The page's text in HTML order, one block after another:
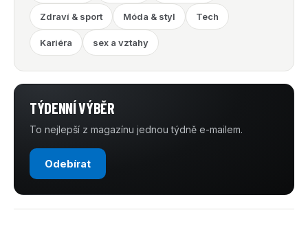
Zdraví & sport Móda & styl Tech
Kariéra sex a vztahy
TÝDENNÍ VÝBĚR
To nejlepší z magazínu jednou týdně e-mailem.
Odebírat